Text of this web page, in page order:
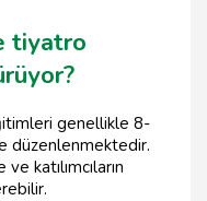
tiyatro
genellikle 8-
düzenlenmektedir.
katılımcıların